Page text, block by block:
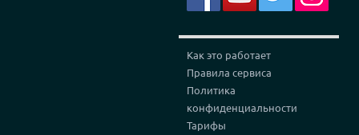
Как это работает
Правила сервиса
Политика
конфиденциальности
Тарифы